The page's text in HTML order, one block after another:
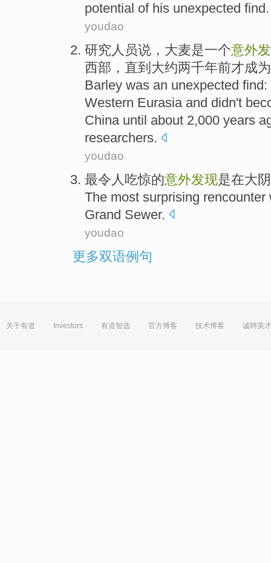
potential of his unexpected find.
youdao
研究人员说， 大麦是一个意外
西部， 直到 大约两千年前才成为
Barley was an unexpected find:
Western Eurasia and didn't
China until about 2,000 years
researchers.
youdao
最令人吃惊的意外发现是在大
The most surprising rencounter
Grand Sewer.
youdao
更多双语例句
关于有道 Investors 有道智选 官方博客 技术博客 诚聘英才